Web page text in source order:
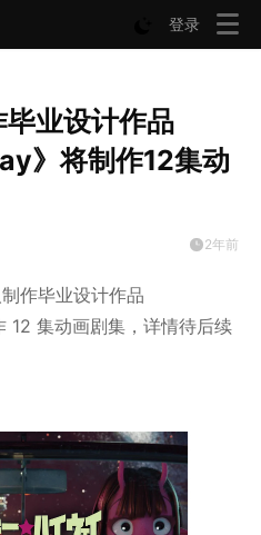
登录
业设计作品
》将制作12集动
2年前
作毕业设计作品
12 集动画剧集，详情待后续